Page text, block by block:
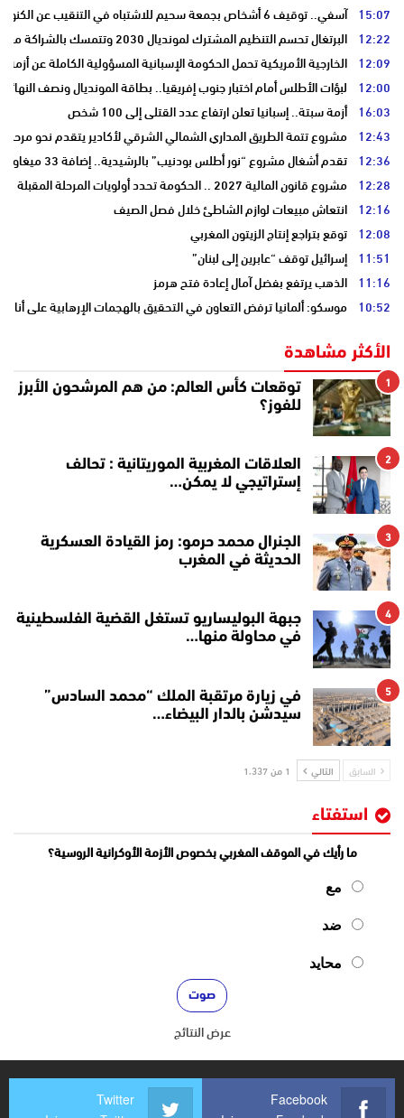
15:07 آسفي.. توقيف 6 أشخاص بجمعة سحيم للاشتباه في التنقيب عن الكنوز .
12:22 البرتغال تحسم التنظيم المشترك لمونديال 2030 وتتمسك بالشراكة مع المغرب وإسبانيا
12:09 الخارجية الأمريكية تحمل الحكومة الإسبانية المسؤولية الكاملة عن أزمة
12:00 لبؤات الأطلس أمام اختبار جنوب إفريقيا.. بطاقة المونديال ونصف
16:03 أزمة سبتة.. إسبانيا تعلن ارتفاع عدد القتلى إلى 100 شخص
12:43 مشروع تتمة الطريق المداري الشمالي الشرقي لأكادير يتقدم نحو مرحلة
12:36 تقدم أشغال مشروع “نور أطلس بودنيب” بالرشيدية.. إضافة 33 ميغاوات إلى الشبكة الوطنية
12:28 مشروع قانون المالية 2027 .. الحكومة تحدد أولويات المرحلة المقبلة
12:16 انتعاش مبيعات لوازم الشاطئ خلال فصل الصيف
12:08 توقع بتراجع إنتاج الزيتون المغربي
11:51 إسرائيل توقف “عابرين إلى لبنان”
11:16 الذهب يرتفع بفضل آمال إعادة فتح هرمز
10:52 موسكو: ألمانيا ترفض التعاون في التحقيق بالهجمات الإرهابية على
الأكثر مشاهدة
1
توقعات كأس العالم: من هم المرشحون الأبرز
للفوز؟
2
العلاقات المغربية الموريتانية : تحالف
إستراتيجي لا يمكن…
3
الجنرال محمد حرمو: رمز القيادة العسكرية
الحديثة في المغرب
4
جبهة البوليساريو تستغل القضية الفلسطينية
في محاولة منها…
5
في زيارة مرتقبة الملك “محمد السادس”
سيدشن بالدار البيضاء…
السابق التالي 1 من 1٬337
استفتاء
ما رأيك في الموقف المغربي بخصوص الأزمة الأوكرانية الروسية؟
مع
ضد
محايد
عرض النتائج
Facebook
Twitter